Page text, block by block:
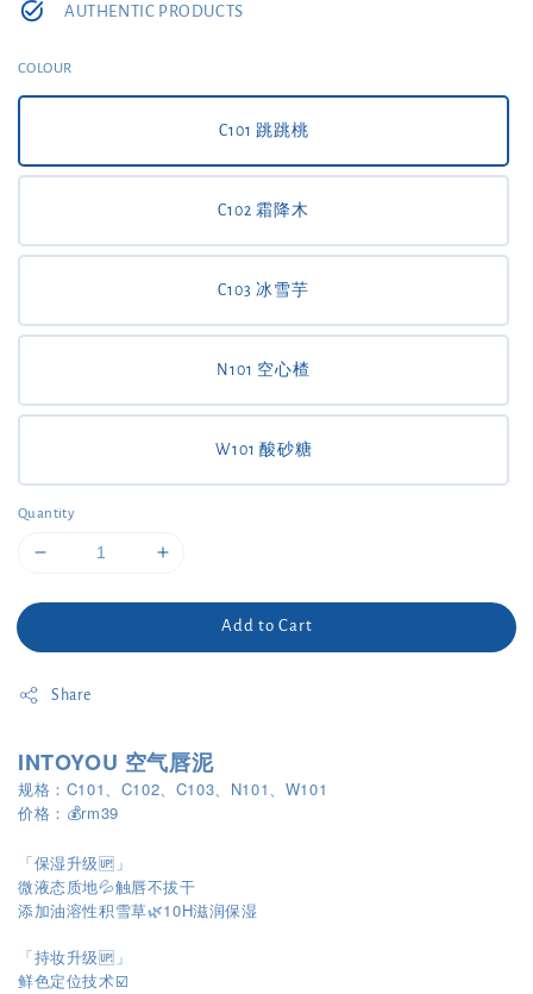
AUTHENTIC PRODUCTS
COLOUR
C101 跳跳桃
C102 霜降木
C103 冰雪芋
N101 空心楂
W101 酸砂糖
Quantity
Add to Cart
Share
INTOYOU 空气唇泥
规格：C101、C102、C103、N101、W101
价格：💰rm39
「保湿升级🆙」
微液态质地💦触唇不拔干
添加油溶性积雪草🌿10H滋润保湿
「持妆升级🆙」
鲜色定位技术☑️